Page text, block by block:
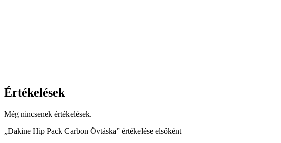
Értékelések
Még nincsenek értékelések.
„Dakine Hip Pack Carbon Övtáska” értékelése elsőként